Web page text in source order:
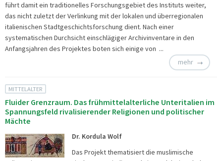
führt damit ein traditionelles Forschungsgebiet des Instituts weiter,
das nicht zuletzt der Verlinkung mit der lokalen und überregionalen
italienischen Stadtgeschichtsforschung dient. Nach einer
systematischen Durchsicht einschlägiger Archivinventare in den
Anfangsjahren des Projektes boten sich einige von ...
mehr
MITTELALTER
Fluider Grenzraum. Das frühmittelalterliche Unteritalien im
Spannungsfeld rivalisierender Religionen und politischer
Mächte
Dr. Kordula Wolf
Das Projekt thematisiert die muslimische